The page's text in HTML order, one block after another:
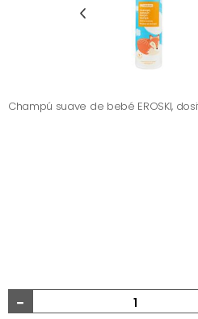
Champú suave de bebé EROSKI,
-